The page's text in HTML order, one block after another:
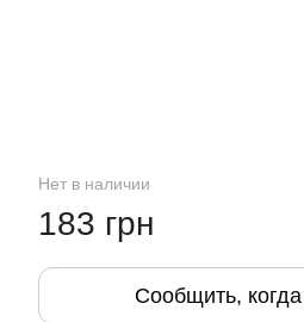
Нет в наличии
183 грн
Сообщить,